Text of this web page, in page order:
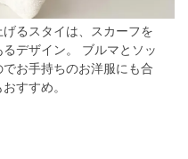
るスタイは、 スカーフを
デザイン。
ブルマとソッ
でお手持ちのお洋服にも合
すすめ。